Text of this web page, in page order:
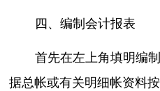
四、编制会计报表
首先在左上角填明编
据总帐或有关明细帐资料